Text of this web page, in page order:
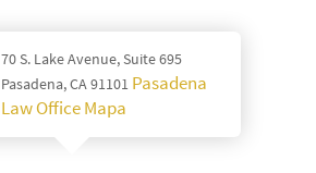
70 S. Lake Avenue, Suite 695
Pasadena, CA 91101 Pasadena
Law Office Mapa